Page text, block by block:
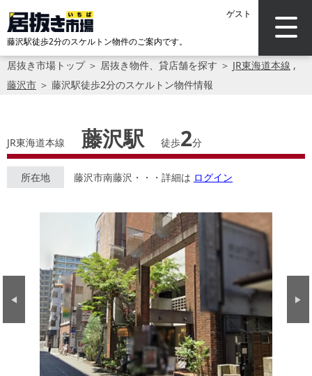
ゲスト
藤沢駅徒歩2分のスケルトン物件のご案内です。
居抜き市場トップ＞ 居抜き物件、貸店舗を探す ＞ JR東海道本線 ,
藤沢市 ＞ 藤沢駅徒歩2分のスケルトン物件情報
JR東海道本線 藤沢駅 徒歩2分
所在地 藤沢市南藤沢・・・詳細は ログイン
Previous Next